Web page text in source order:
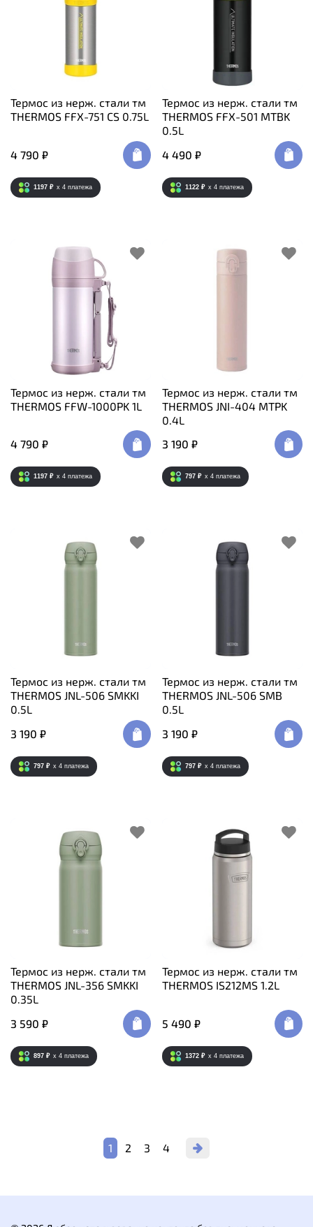
Термос из нерж. стали тм
THERMOS FFX-751 CS 0.75L
4 790 ₽
1197 ₽ x 4 платежа
Термос из нерж. стали тм
THERMOS FFX-501 MTBK
0.5L
4 490 ₽
1122 ₽ x 4 платежа
Термос из нерж. стали тм
THERMOS FFW-1000PK 1L
4 790 ₽
1197 ₽ x 4 платежа
Термос из нерж. стали тм
THERMOS JNI-404 MTPK
0.4L
3 190 ₽
797 ₽ x 4 платежа
Термос из нерж. стали тм
THERMOS JNL-506 SMKKI
0.5L
3 190 ₽
797 ₽ x 4 платежа
Термос из нерж. стали тм
THERMOS JNL-506 SMB
0.5L
3 190 ₽
797 ₽ x 4 платежа
Термос из нерж. стали тм
THERMOS JNL-356 SMKKI
0.35L
3 590 ₽
897 ₽ x 4 платежа
Термос из нерж. стали тм
THERMOS IS212MS 1.2L
5 490 ₽
1372 ₽ x 4 платежа
1 2 3 4